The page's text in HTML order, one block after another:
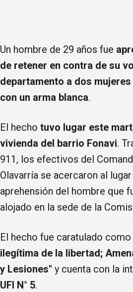
Un hombre de 29 años fue
de retener en contra de su
departamento a dos
con un arma blanca.
El hecho tuvo lugar este
vivienda del barrio Fonavi.
911, los efectivos del
Olavarría se acercaron al
aprehensión del hombre que
alojado en la sede de la
El hecho fue caratulado como
ilegítima de la libertad;
y Lesiones" y cuenta con la
UFI N° 5.